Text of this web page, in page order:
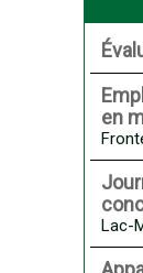
en
Lac-